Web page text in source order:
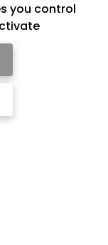
you control